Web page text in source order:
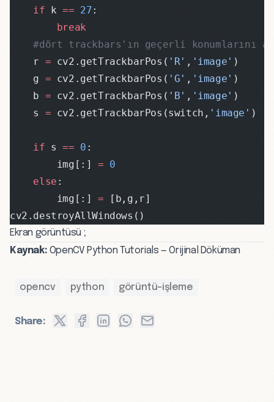
    if
k == 27:
        break
#dört trackbars'ın geçerli konumlarını
    r
= cv2.getTrackbarPos( 'R' , 'image' )
    g
= cv2.getTrackbarPos( 'G' , 'image' )
    b
= cv2.getTrackbarPos( 'B' , 'image' )
    s
= cv2.getTrackbarPos(switch, 'image' )
    if
s == 0 :
        img[:]
= 0
    else
:
        img[:]
= [b,g,r]
cv2.destroyAllWindows()
Ekran görüntüsü ;
Kaynak: OpenCV Python Tutorials — Orijinal Döküman
opencv python görüntü-işleme
Share: